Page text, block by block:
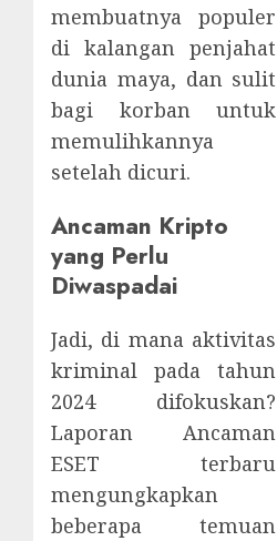
membuatnya populer
di kalangan penjahat
dunia maya, dan sulit
bagi korban untuk
memulihkannya
setelah dicuri.
Ancaman Kripto
yang Perlu
Diwaspadai
Jadi, di mana aktivitas
kriminal pada tahun
2024 difokuskan?
Laporan Ancaman
ESET terbaru
mengungkapkan
beberapa temuan